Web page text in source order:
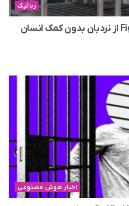
رباتیک
بالا رفتن ربات انسان‌نمای Figure 03 از نردبان بدون کمک انسان
اخبار هوش مصنوعی